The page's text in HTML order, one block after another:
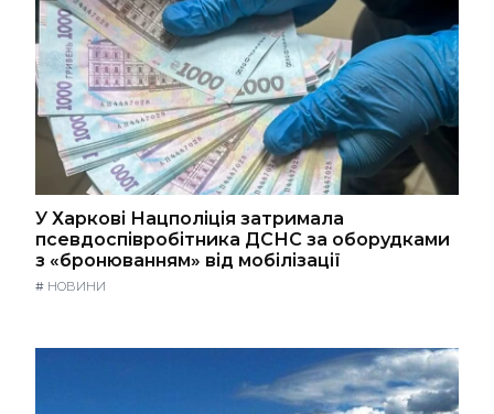
У Харкові Нацполіція затримала
псевдоспівробітника ДСНС за оборудками
з «бронюванням» від мобілізації
# НОВИНИ